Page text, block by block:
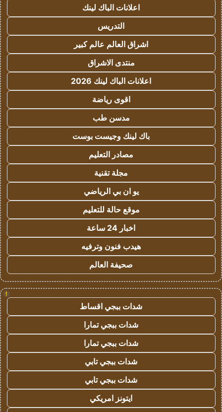
اعلانات الباك لينك
التدريس
اشراق العالم عالم كبير
منتدى الاشراق
اعلانات الباك لينك 2026
اقوى رياضة
مدسن طب
باك لينك وجيست بوست
مصادر التعليم
مجلة تقنية
يو ان بي الرياضي
موقع حالة للتعليم
اخبار 24 ساعة
هيدب فنون وترفيه
صحيفة العالم
!
شدات ببجي اقساط
شدات ببجي تمارا
شدات ببجي تمارا
شدات ببجي تابي
شدات ببجي تابي
ايتونز امريكي